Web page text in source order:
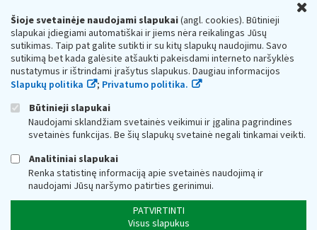
Šioje svetainėje naudojami slapukai(angl. cookies). Būtinieji
slapukai įdiegiami automatiškai ir jiems nėra reikalingas Jūsų
sutikimas. Taip pat galite sutikti ir su kitų slapukų naudojimu. Savo
sutikimą bet kada galėsite atšaukti pakeisdami interneto naršyklės
nustatymus ir ištrindami įrašytus slapukus. Daugiau informacijos
Slapukų politika
; Privatumo politika.
Būtinieji slapukai
Naudojami sklandžiam svetainės veikimui ir įgalina pagrindines
svetainės funkcijas. Be šių slapukų svetainė negali tinkamai veikti.
Analitiniai slapukai
Renka statistinę informaciją apie svetainės naudojimą ir
naudojami Jūsų naršymo patirties gerinimui.
PATVIRTINTI
Visus slapukus
Respublikos finansų ministerijos
Biudžetinė įstaiga. Juridinio asmens kodas — 188659752,
adresas: Vasario 16-osios g. 14, 01107 Vilnius, Lietuva, el.paštas:
vmi@vmi.lt, E. pristatymo dėžutės adresas 188659752
Duomenys apie Valstybinę mokesčių inspekciją prie Lietuvos
Respublikos finansų ministerijos kaupiami ir saugomi Juridinių